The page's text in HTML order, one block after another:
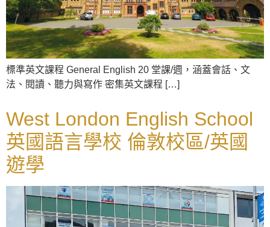
標準英文課程 General English 20 堂課/週，涵蓋會話、文
法、閱讀、聽力與寫作 密集英文課程 […]
West London English School
英國語言學校 倫敦校區/英國
遊學